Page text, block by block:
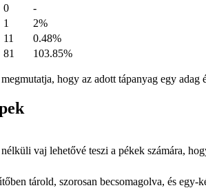
0
-
1
2%
11
0.48%
81 103.85%
hogy az adott tápanyag egy
vaj lehetővé teszi a pékek számára,
tárold, szorosan becsomagolva, és egy-